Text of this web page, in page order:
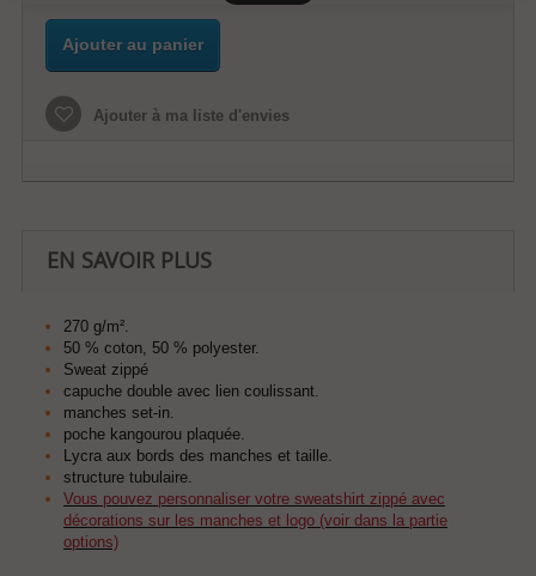
Ajouter au panier
Ajouter à ma liste d'envies
EN SAVOIR PLUS
270 g/m².
50 % coton, 50 % polyester.
Sweat zippé
capuche double avec lien coulissant.
manches set-in.
poche kangourou plaquée.
Lycra aux bords des manches et taille.
structure tubulaire.
Vous pouvez personnaliser votre sweatshirt zippé avec
décorations sur les manches et logo (voir dans la partie
options)